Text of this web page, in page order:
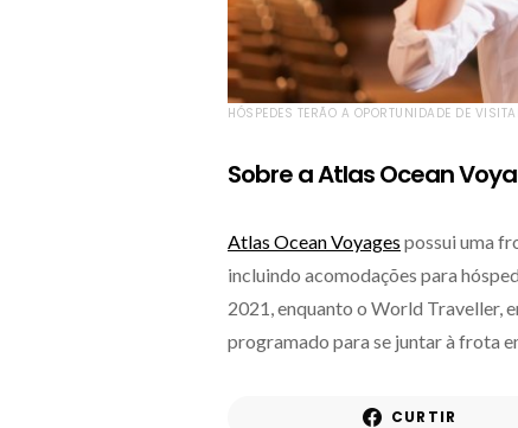
HÓSPEDES TERÃO A OPORTUNIDADE DE
Sobre a Atlas Ocean
Atlas Ocean Voyages possui uma
incluindo acomodações para
2021, enquanto o World Traveller,
programado para se juntar à frota
CURTIR